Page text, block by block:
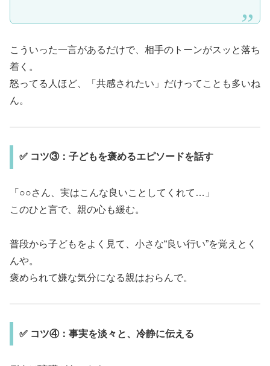
こういった一言があるだけで、相手のトーンがスッと落ち
着く。
怒ってる人ほど、「共感されたい」だけってことも多いね
ん。
✅ コツ③：子どもを褒めるエピソードを話す
「○○さん、実はこんな良いことしてくれて…」
このひと言で、親の心も緩む。
普段から子どもをよく見て、小さな“良い行い”を覚えとく
んや。
褒められて嫌な気分になる親はおらんで。
✅ コツ④：事実を淡々と、冷静に伝える